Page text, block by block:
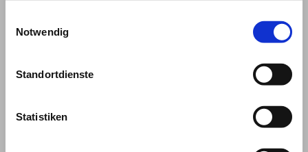
Notwendig
Standortdienste
Statistiken